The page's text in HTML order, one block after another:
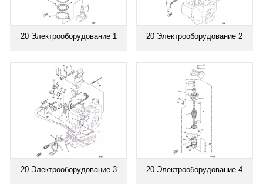
20 Электрооборудование 1 20 Электрооборудование 2
20 Электрооборудование 3 20 Электрооборудование 4